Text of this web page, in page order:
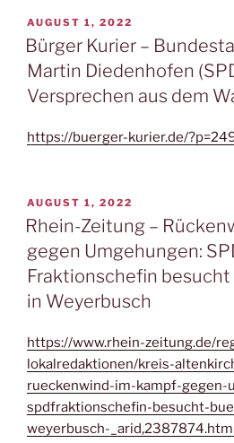
VERÖFFENTLICHT
AM
AUGUST 1, 2022
Bürger Kurier –
Martin Diedenhofen
Versprechen aus dem
https://buerger-kurier.de/
VERÖFFENTLICHT
AM
AUGUST 1, 2022
Rhein-Zeitung –
gegen Umgehungen:
Fraktionschefin
in Weyerbusch
https://www.rhein-zeitung.de/
lokalredaktionen/kreis-
rueckenwind-im-kampf-gegen-
spdfraktionschefin-besucht-
weyerbusch-